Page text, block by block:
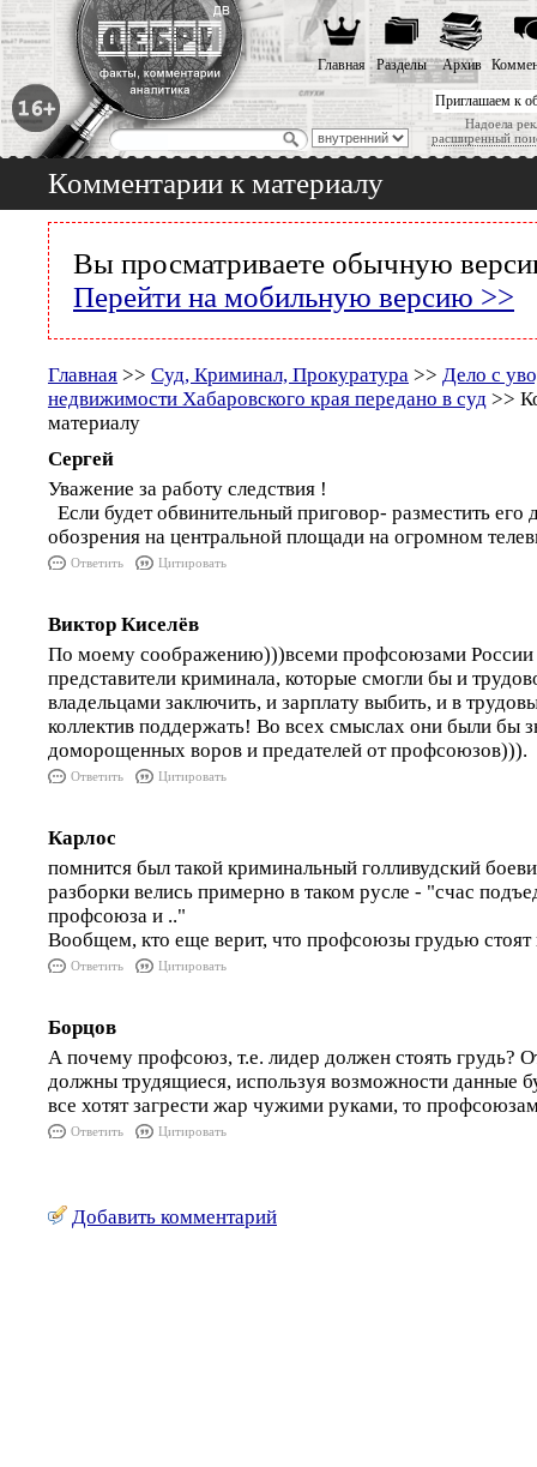
Приглашаем к
Надоела
расширенный
Главная Разделы Архив
Комментарии к материалу
Вы просматриваете обычную
Перейти на мобильную версию >>
Главная >> Суд, Криминал, Прокуратура >> Дело с
недвижимости Хабаровского края передано в суд >>
материалу
Сергей
Уважение за работу следствия !
Если будет обвинительный приговор- разместить его
обозрения на центральной площади на огромном
Ответить Цитировать
Виктор Киселёв
По моему соображению)))всеми профсоюзами России
представители криминала, которые смогли бы и
владельцами заключить, и зарплату выбить, и в
коллектив поддержать! Во всех смыслах они были бы
доморощенных воров и предателей от профсоюзов))).
Ответить Цитировать
Карлос
помнится был такой криминальный голливудский
разборки велись примерно в таком русле - "счас
профсоюза и .."
Вообщем, кто еще верит, что профсоюзы грудью стоят
Ответить Цитировать
Борцов
А почему профсоюз, т.е. лидер должен стоять грудь?
должны трудящиеся, используя возможности данные
все хотят загрести жар чужими руками, то
Ответить Цитировать
Добавить комментарий